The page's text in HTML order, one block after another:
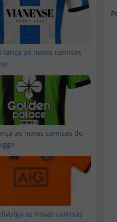
lança as novas camisas
as novas camisas do
as novas camisas